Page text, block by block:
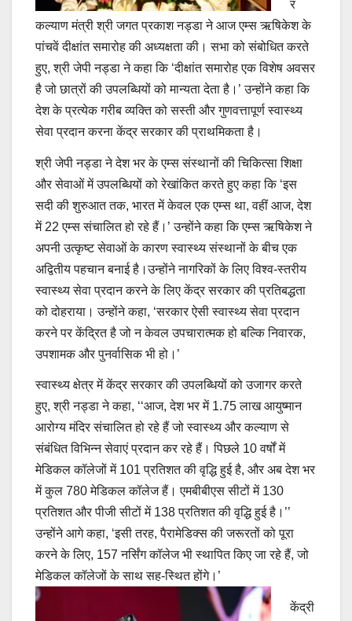
र
कल्याण मंत्री श्री जगत प्रकाश नड्डा ने आज एम्स ऋषिकेश के
पांचवें दीक्षांत समारोह की अध्यक्षता की। सभा को संबोधित करते
हुए, श्री जेपी नड्डा ने कहा कि ‘दीक्षांत समारोह एक विशेष अवसर
है जो छात्रों की उपलब्धियों को मान्यता देता है।’ उन्होंने कहा कि
देश के प्रत्येक गरीब व्यक्ति को सस्ती और गुणवत्तापूर्ण स्वास्थ्य
सेवा प्रदान करना केंद्र सरकार की प्राथमिकता है।
श्री जेपी नड्डा ने देश भर के एम्स संस्थानों की चिकित्सा शिक्षा
और सेवाओं में उपलब्धियों को रेखांकित करते हुए कहा कि ‘इस
सदी की शुरुआत तक, भारत में केवल एक एम्स था, वहीं आज, देश
में 22 एम्स संचालित हो रहे हैं।’ उन्होंने कहा कि एम्स ऋषिकेश ने
अपनी उत्कृष्ट सेवाओं के कारण स्वास्थ्य संस्थानों के बीच एक
अद्वितीय पहचान बनाई है।उन्होंने नागरिकों के लिए विश्व-स्तरीय
स्वास्थ्य सेवा प्रदान करने के लिए केंद्र सरकार की प्रतिबद्धता
को दोहराया। उन्होंने कहा, ‘सरकार ऐसी स्वास्थ्य सेवा प्रदान
करने पर केंद्रित है जो न केवल उपचारात्मक हो बल्कि निवारक,
उपशामक और पुनर्वासिक भी हो।’
स्वास्थ्य क्षेत्र में केंद्र सरकार की उपलब्धियों को उजागर करते
हुए, श्री नड्डा ने कहा, ‘‘आज, देश भर में 1.75 लाख आयुष्मान
आरोग्य मंदिर संचालित हो रहे हैं जो स्वास्थ्य और कल्याण से
संबंधित विभिन्न सेवाएं प्रदान कर रहे हैं। पिछले 10 वर्षों में
मेडिकल कॉलेजों में 101 प्रतिशत की वृद्धि हुई है, और अब देश भर
में कुल 780 मेडिकल कॉलेज हैं। एमबीबीएस सीटों में 130
प्रतिशत और पीजी सीटों में 138 प्रतिशत की वृद्धि हुई है।’’
उन्होंने आगे कहा, ‘इसी तरह, पैरामेडिक्स की जरूरतों को पूरा
करने के लिए, 157 नर्सिंग कॉलेज भी स्थापित किए जा रहे हैं, जो
मेडिकल कॉलेजों के साथ सह-स्थित होंगे।’
केंद्री